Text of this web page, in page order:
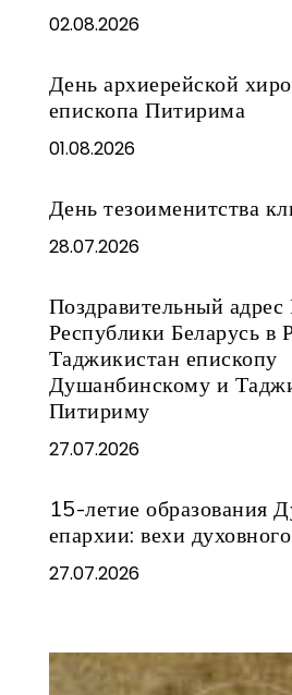
02.08.2026
День архиерейской
епископа Питирима
01.08.2026
День тезоименитства
28.07.2026
Поздравительный адрес
Республики Беларусь в
Таджикистан епископу
Душанбинскому и
Питириму
27.07.2026
15-летие образования
епархии: вехи
27.07.2026